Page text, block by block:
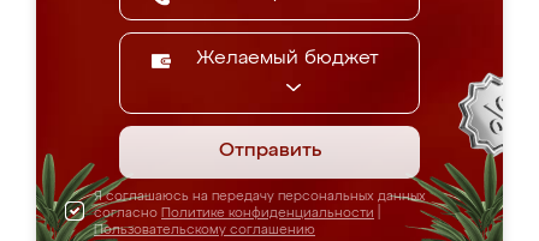
Желаемый бюджет
Отправить
Я соглашаюсь на передачу персональных данных
согласно Политике конфиденциальности
Пользовательскому соглашению